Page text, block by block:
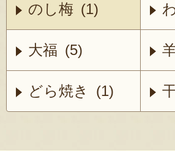
のし梅 (1)
大福 (5)
どら焼き (1)